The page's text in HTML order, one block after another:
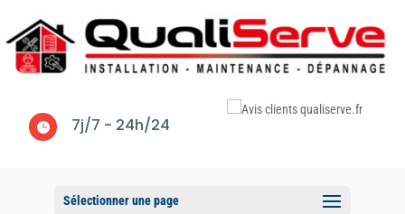
 7j/7 - 24h/24
Sélectionner une page